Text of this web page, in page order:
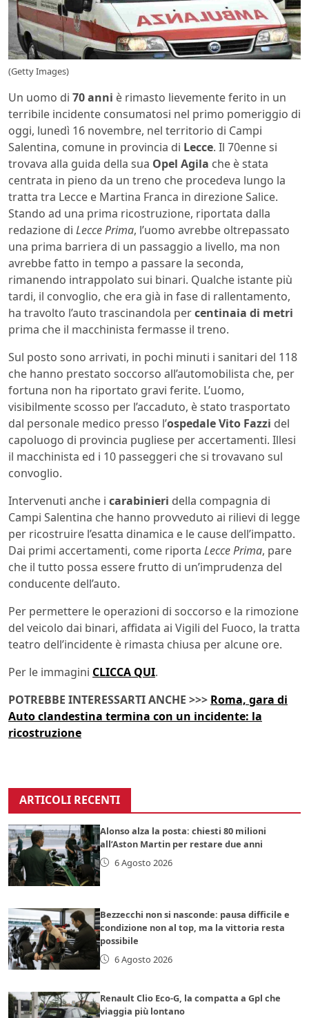
(Getty Images)
Un uomo di 70 anni è rimasto lievemente ferito in un
terribile incidente consumatosi nel primo pomeriggio di
oggi, lunedì 16 novembre, nel territorio di Campi
Salentina, comune in provincia di Lecce. Il 70enne si
trovava alla guida della sua Opel Agila che è stata
centrata in pieno da un treno che procedeva lungo la
tratta tra Lecce e Martina Franca in direzione Salice.
Stando ad una prima ricostruzione, riportata dalla
redazione di Lecce Prima, l’uomo avrebbe oltrepassato
una prima barriera di un passaggio a livello, ma non
avrebbe fatto in tempo a passare la seconda,
rimanendo intrappolato sui binari. Qualche istante più
tardi, il convoglio, che era già in fase di rallentamento,
ha travolto l’auto trascinandola percentinaia di metri
prima che il macchinista fermasse il treno.
Sul posto sono arrivati, in pochi minuti i sanitari del 118
che hanno prestato soccorso all’automobilista che, per
fortuna non ha riportato gravi ferite. L’uomo,
visibilmente scosso per l’accaduto, è stato trasportato
dal personale medico presso l’ospedale Vito Fazzi del
capoluogo di provincia pugliese per accertamenti. Illesi
il macchinista ed i 10 passeggeri che si trovavano sul
convoglio.
Intervenuti anche i carabinieri della compagnia di
Campi Salentina che hanno provveduto ai rilievi di legge
per ricostruire l’esatta dinamica e le cause dell’impatto.
Dai primi accertamenti, come riporta Lecce Prima, pare
che il tutto possa essere frutto di un’imprudenza del
conducente dell’auto.
Per permettere le operazioni di soccorso e la rimozione
del veicolo dai binari, affidata ai Vigili del Fuoco, la tratta
teatro dell’incidente è rimasta chiusa per alcune ore.
Per le immagini CLICCA QUI.
POTREBBE INTERESSARTI ANCHE >>> Roma, gara di
Auto clandestina termina con un incidente: la
ricostruzione
ARTICOLI RECENTI
Alonso alza la posta: chiesti 80 milioni
all’Aston Martin per restare due anni
6 Agosto 2026
Bezzecchi non si nasconde: pausa difficile e
condizione non al top, ma la vittoria resta
possibile
6 Agosto 2026
Renault Clio Eco-G, la compatta a Gpl che
viaggia più lontano